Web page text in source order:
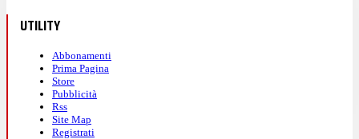
UTILITY
Abbonamenti
Prima Pagina
Store
Pubblicità
Rss
Site Map
Registrati